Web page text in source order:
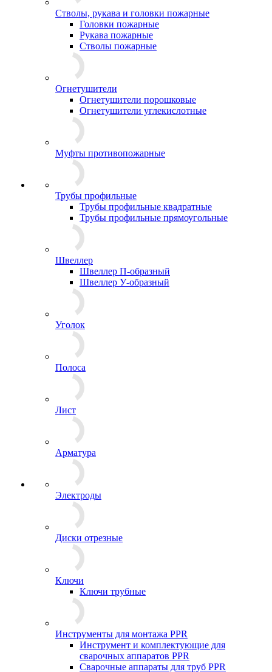
Стволы, рукава и головки пожарные
Головки пожарные
Рукава пожарные
Стволы пожарные
Огнетушители
Огнетушители порошковые
Огнетушители углекислотные
Муфты противопожарные
Трубы профильные
Трубы профильные квадратные
Трубы профильные прямоугольные
Швеллер
Швеллер П-образный
Швеллер У-образный
Уголок
Полоса
Лист
Арматура
Электроды
Диски отрезные
Ключи
Ключи трубные
Инструменты для монтажа PPR
Инструмент и комплектующие для
сварочных аппаратов PPR
Сварочные аппараты для труб PPR